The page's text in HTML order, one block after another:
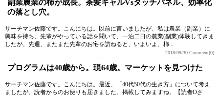
副業農業の柿が成長。茶髪ギャルVsタッチパネル、効率化
の落とし穴。
サーチマン佐藤です。こんにちは。以前に言いましたが、私は農業（副業）に
興味を持ち、先輩がやっている話を聞いて、一泊二日の農業(副業)体験してきま
したが、先週、またまた先輩のお宅を訪ねると、いよいよ、柿...
2018/09/30 Comment(0)
プログラムは40歳から。現64歳。マーケットを見つけた
サーチマン佐藤です。こんにちは。最近、「40代50代の生き方」について考え
ましたが、読者からのお便りも届きました。掲載してみますね。【読者Oさ